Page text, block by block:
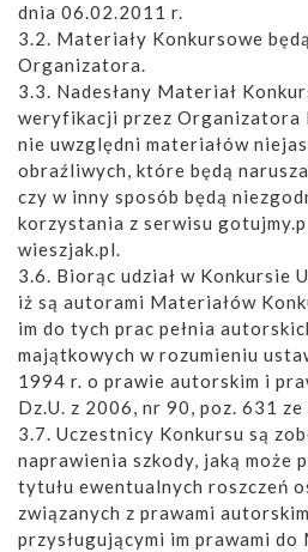
dnia 06.02.2011 r.
3.2. Materiały Konkursowe
Organizatora.
3.3. Nadesłany Materiał
weryfikacji przez Organizatora
nie uwzględni materiałów
obraźliwych, które będą
czy w inny sposób będą
korzystania z serwisu
wieszjak.pl.
3.6. Biorąc udział w Konkursie
iż są autorami Materiałów
im do tych prac pełnia
majątkowych w rozumieniu
1994 r. o prawie autorskim i
Dz.U. z 2006, nr 90, poz. 631 ze
3.7. Uczestnicy Konkursu są
naprawienia szkody, jaką może
tytułu ewentualnych roszczeń
związanych z prawami
przysługującymi im prawami do